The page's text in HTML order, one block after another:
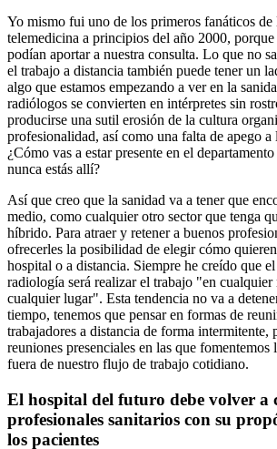
Yo mismo fui uno de los primeros fanáticos
telemedicina a principios del año 2000,
podían aportar a nuestra consulta. Lo que no
el trabajo a distancia también puede tener un
algo que estamos empezando a ver en la
radiólogos se convierten en intérpretes sin
producirse una sutil erosión de la cultura
profesionalidad, así como una falta de apego a
¿Cómo vas a estar presente en el
nunca estás allí?
Así que creo que la sanidad va a tener que
medio, como cualquier otro sector que tenga
híbrido. Para atraer y retener a buenos
ofrecerles la posibilidad de elegir cómo
hospital o a distancia. Siempre he creído que
radiología será realizar el trabajo "en cualquier
cualquier lugar". Esta tendencia no va a
tiempo, tenemos que pensar en formas de
trabajadores a distancia de forma intermitente,
reuniones presenciales en las que
fuera de nuestro flujo de trabajo cotidiano.
El hospital del futuro debe volver a
profesionales sanitarios con su
los pacientes